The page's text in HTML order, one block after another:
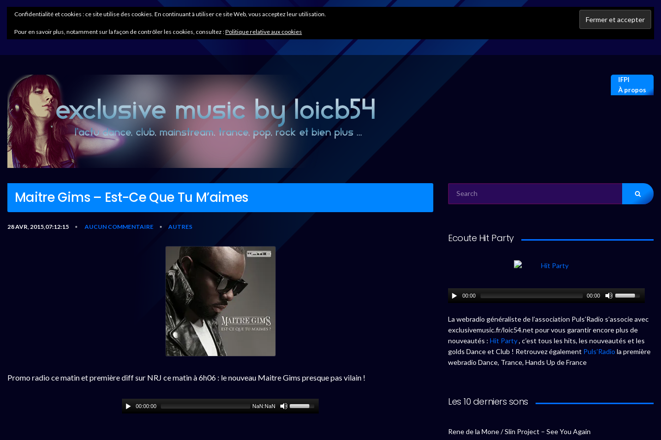
IFPI
À propos
Maitre Gims – Est-Ce Que Tu M’aimes
28 AVR, 2015,07:12:15 • AUCUN COMMENTAIRE • AUTRES
Promo radio ce matin et première diff sur NRJ ce matin à 6h06 : le nouveau Maitre Gims presque pas vilain !
00:00:00 NaN:NaN
FOR:
Ecoute Hit Party
00:00 00:00
La webradio généraliste de l’association Puls’Radio s’associe avec
exclusivemusic.fr/loic54.net pour vous garantir encore plus de
nouveautés : Hit Party, c’est tous les hits, les nouveautés et les
golds Dance et Club ! Retrouvez également Puls’Radio la première
webradio Dance, Trance, Hands Up de France
Les 10 derniers sons
Rene de la Mone / Slin Project – See You Again
Confidentialité et cookies : ce site utilise des cookies. En continuant à utiliser ce site Web, vous acceptez leur utilisation.
Pour en savoir plus, notamment sur la façon de contrôler les cookies, consultez :Politique relative aux cookies